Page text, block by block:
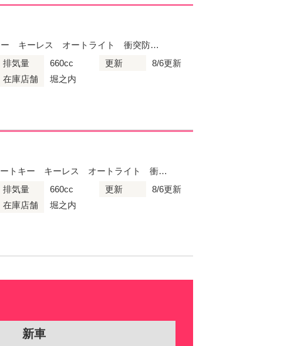
キーレス オートライト 衝突防…
排気量
660cc
在庫店舗
堀之内
更新 8/6更新
トキー キーレス オートライト 衝…
排気量
660cc
在庫店舗
堀之内
更新 8/6更新
新車